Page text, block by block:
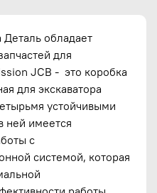
обладает
для
JCB - это коробка
для экскаватора
устойчивыми
ней имеется
с
системой, которая